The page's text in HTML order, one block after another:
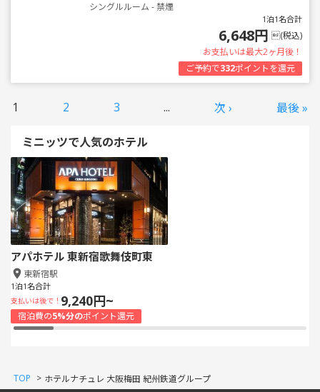
シングルルーム - 禁煙
1泊1名合計
6,648円 (税込)
お支払いは最大2ヶ月後！
ご予約で332ポイントを還元
1 2 3 ... 次 › 最後 »
ミニッツで人気のホテル
アパホテル 東新宿歌舞伎町東
東新宿駅
1泊1名合計
支払いは後で！ 9,240円~
宿泊費の5%分のポイント還元
TOP > ホテルナチュレ 大阪梅田 紀州鉄道グループ